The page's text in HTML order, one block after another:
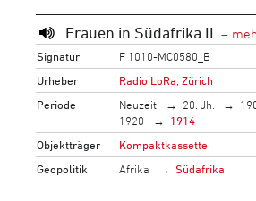
Frauen in Südafrika II
Signatur
F 1010-MC0580_B
Urheber
Radio LoRa, Zürich
Periode
Neuzeit 20. Jh.
1920
1914
Objektträger
Kompaktkassette
Geopolitik
Afrika Südafrika